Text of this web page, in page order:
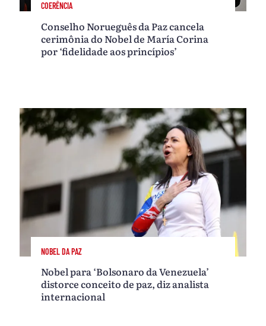
COERÊNCIA
Conselho Norueguês da Paz cancela
cerimônia do Nobel de María Corina
por ‘fidelidade aos princípios’
NOBEL DA PAZ
Nobel para ‘Bolsonaro da Venezuela’
distorce conceito de paz, diz analista
internacional